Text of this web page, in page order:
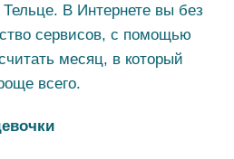
В Интернете вы без
сервисов, с помощью
месяц, в который
всего.